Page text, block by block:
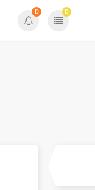
0 0